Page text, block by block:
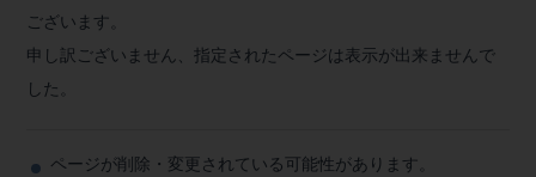
ございます。
申し訳ございません、指定されたページは表示が出来ませんで
した。
ページが削除・変更されている可能性があります。